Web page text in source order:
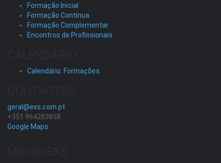
Formação Inicial
Formação Contínua
Formação Complementar
Encontros de Profissionais
Calendário: Formações
geral@exs.com.pt
+351 964283858
Google Maps